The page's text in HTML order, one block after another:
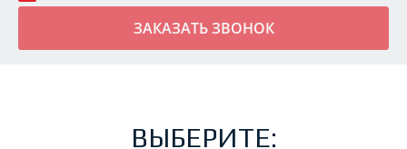
ВЫБЕРИТЕ: